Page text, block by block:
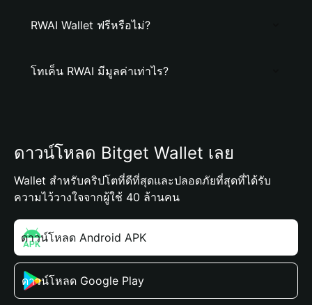
RWAI Wallet ฟรีหรือไม่?
โทเค็น RWAI มีมูลค่าเท่าไร?
ดาวน์โหลด Bitget Wallet เลย
Wallet สำหรับคริปโตที่ดีที่สุดและปลอดภัยที่สุดที่ได้รับ
ความไว้วางใจจากผู้ใช้ 40 ล้านคน
ดาวน์โหลด Android APK
ดาวน์โหลด Google Play